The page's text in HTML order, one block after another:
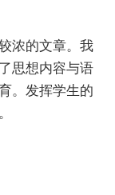
浓的文章。我
思想内容与语
。发挥学生的